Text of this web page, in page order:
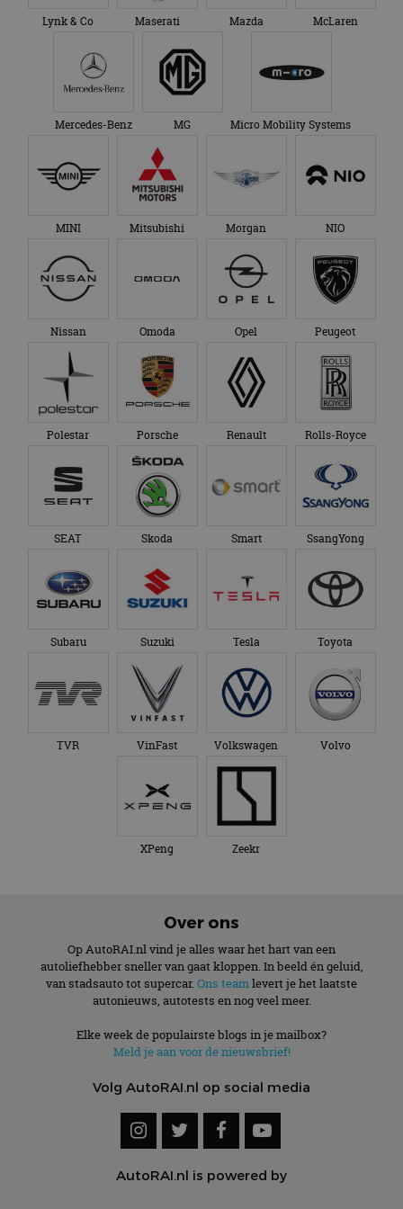
Lynk & Co Maserati Mazda McLaren
Mercedes-Benz MG Micro Mobility Systems
MINI Mitsubishi Morgan NIO
Nissan Omoda Opel Peugeot
Polestar Porsche Renault Rolls-Royce
SEAT Skoda Smart SsangYong
Subaru Suzuki Tesla Toyota
TVR VinFast Volkswagen Volvo
XPeng Zeekr
Over ons
Op AutoRAI.nl vind je alles waar het hart van een
autoliefhebber sneller van gaat kloppen. In beeld én geluid,
van stadsauto tot supercar. Ons team levert je het laatste
autonieuws, autotests en nog veel meer.
Elke week de populairste blogs in je mailbox?
Meld je aan voor de nieuwsbrief!
Volg AutoRAI.nl op social media
AutoRAI.nl is powered by